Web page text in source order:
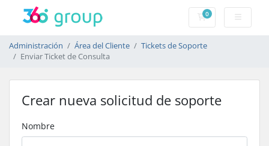
0Carro de Pedidos
Administración Área del Cliente
Tickets de Soporte
Enviar Ticket de Consulta
Crear nueva solicitud de soporte
Nombre